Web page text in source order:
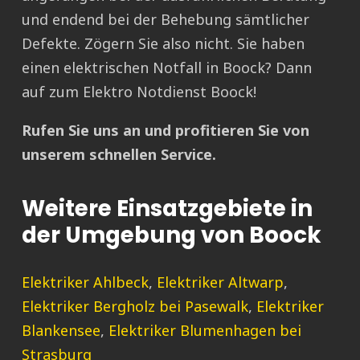
und endend bei der Behebung sämtlicher
Defekte. Zögern Sie also nicht. Sie haben
einen elektrischen Notfall in Boock? Dann
auf zum Elektro Notdienst Boock!
Rufen Sie uns an und profitieren Sie von
unserem schnellen Service.
Weitere Einsatzgebiete in
der Umgebung von Boock
Elektriker Ahlbeck, Elektriker Altwarp,
Elektriker Bergholz bei Pasewalk, Elektriker
Blankensee, Elektriker Blumenhagen bei
Strasburg